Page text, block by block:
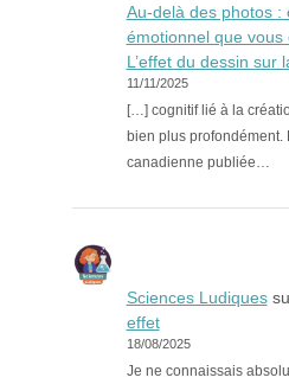
Au-delà des photos :
émotionnel que
L’effet du dessin sur
11/11/2025
[…] cognitif lié à la
bien plus profondément.
canadienne publiée…
Sciences Ludiques
effet
18/08/2025
Je ne connaissais